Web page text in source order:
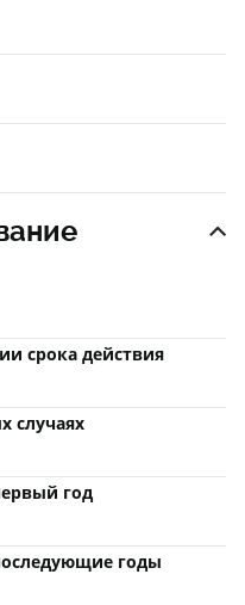
срока действия
случаях
год
годы